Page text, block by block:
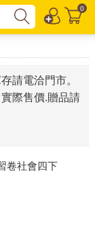
0
請電洽門市。
際售價.贈品請
卷社會四下